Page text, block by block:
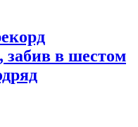
забив в шестом